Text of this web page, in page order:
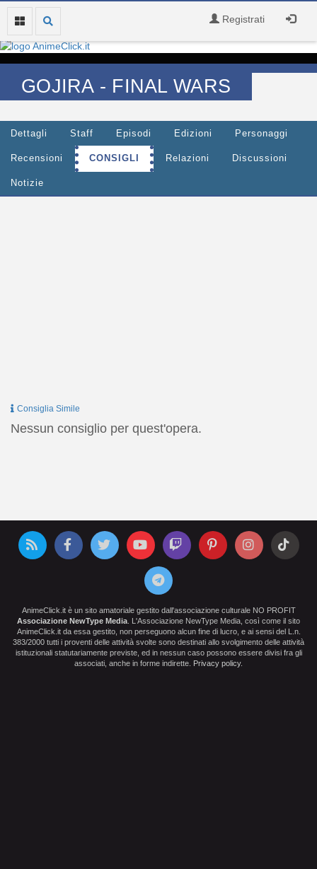
Registrati
GOJIRA - FINAL WARS
Dettagli Staff Episodi Edizioni Personaggi
Recensioni CONSIGLI Relazioni Discussioni
Notizie
Consiglia Simile
Nessun consiglio per quest'opera.
AnimeClick.it è un sito amatoriale gestito dall'associazione culturale NO PROFIT
Associazione NewType Media . L'Associazione NewType Media, così come il sito
AnimeClick.it da essa gestito, non perseguono alcun fine di lucro, e ai sensi del L.n.
383/2000 tutti i proventi delle attività svolte sono destinati allo svolgimento delle attività
istituzionali statutariamente previste, ed in nessun caso possono essere divisi fra gli
associati, anche in forme indirette. Privacy policy.